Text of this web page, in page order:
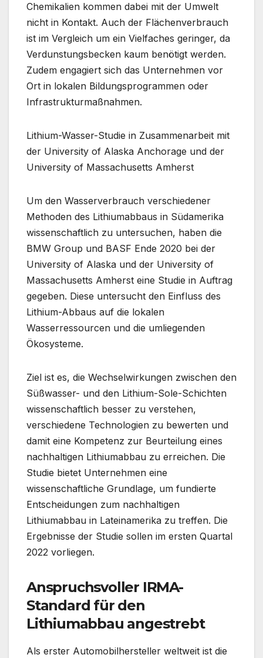
Chemikalien kommen dabei mit der Umwelt
nicht in Kontakt. Auch der Flächenverbrauch
ist im Vergleich um ein Vielfaches geringer, da
Verdunstungsbecken kaum benötigt werden.
Zudem engagiert sich das Unternehmen vor
Ort in lokalen Bildungsprogrammen oder
Infrastrukturmaßnahmen.
Lithium-Wasser-Studie in Zusammenarbeit mit
der University of Alaska Anchorage und der
University of Massachusetts Amherst
Um den Wasserverbrauch verschiedener
Methoden des Lithiumabbaus in Südamerika
wissenschaftlich zu untersuchen, haben die
BMW Group und BASF Ende 2020 bei der
University of Alaska und der University of
Massachusetts Amherst eine Studie in Auftrag
gegeben. Diese untersucht den Einfluss des
Lithium-Abbaus auf die lokalen
Wasserressourcen und die umliegenden
Ökosysteme.
Ziel ist es, die Wechselwirkungen zwischen den
Süßwasser- und den Lithium-Sole-Schichten
wissenschaftlich besser zu verstehen,
verschiedene Technologien zu bewerten und
damit eine Kompetenz zur Beurteilung eines
nachhaltigen Lithiumabbau zu erreichen. Die
Studie bietet Unternehmen eine
wissenschaftliche Grundlage, um fundierte
Entscheidungen zum nachhaltigen
Lithiumabbau in Lateinamerika zu treffen. Die
Ergebnisse der Studie sollen im ersten Quartal
2022 vorliegen.
Anspruchsvoller IRMA-
Standard für den
Lithiumabbau angestrebt
Als erster Automobilhersteller weltweit ist die